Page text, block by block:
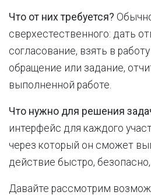
Что от них требуется?
сверхестественного: дать
согласование, взять в
обращение или задание,
выполненной работе.
Что нужно для решения
интерфейс для каждого
через который он сможет
действие быстро,
Давайте рассмотрим